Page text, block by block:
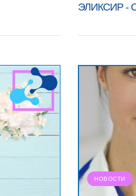
ЭЛИКСИР -
НОВОСТИ